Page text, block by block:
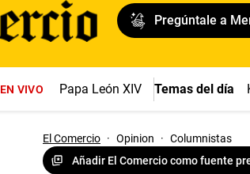
Pregúntale a
EN VIVO Papa León XIV Temas del día
El Comercio · Opinion · Columnistas
Añadir El Comercio como fuente